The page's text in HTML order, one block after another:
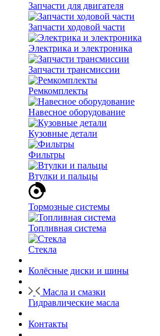
Запчасти для двигателя
Запчасти ходовой части
Электрика и электроника
Запчасти трансмиссии
Ремкомплекты
Навесное оборудование
Кузовные детали
Фильтры
Втулки и пальцы
Тормозные системы
Топливная система
Стекла
Колёсные диски и шины
Масла и смазки
Гидравлические масла
Контакты